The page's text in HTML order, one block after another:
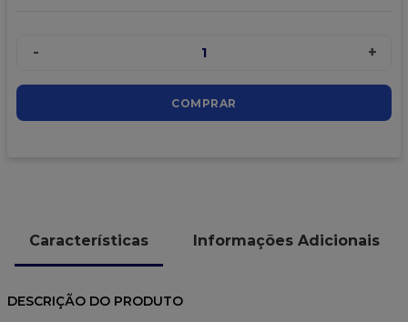
- 1 +
COMPRAR
Características Informações Adicionais
DESCRIÇÃO DO PRODUTO